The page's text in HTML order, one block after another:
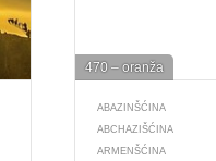
470 – oranža
ABAZINŠĆINA
ABCHAZIŠĆINA
ARMENŠĆINA